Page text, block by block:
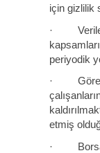
için gizlilik
· Verilere
periyodik
· Görev
etmiş
· Borsa